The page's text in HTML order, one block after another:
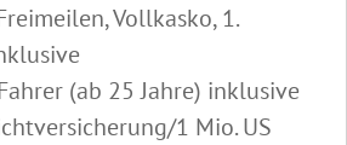
Vollkasko, 1.
(ab 25 Jahre) inklusive
1 Mio. US